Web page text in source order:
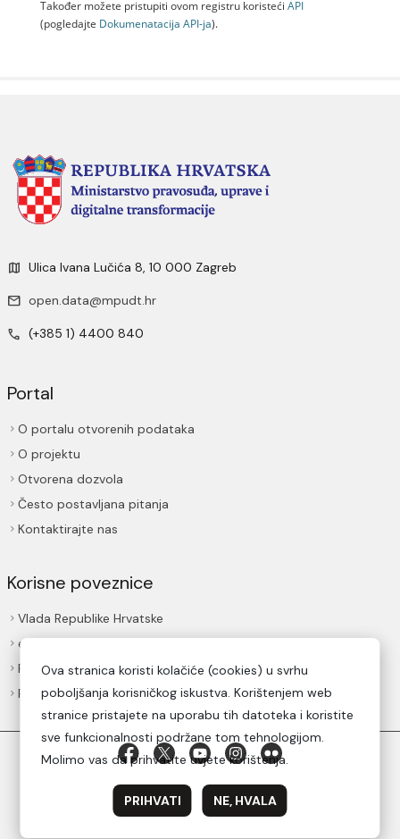
Također možete pristupiti ovom registru koristeći API
(pogledajte Dokumenаtаcijа API-jа).